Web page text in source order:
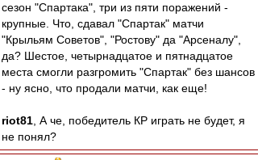
сезон "Спартака", три из пяти поражений -
крупные. Что, сдавал "Спартак" матчи
"Крыльям Советов", "Ростову" да "Арсеналу",
да? Шестое, четырнадцатое и пятнадцатое
места смогли разгромить "Спартак" без шансов
- ну ясно, что продали матчи, как еще!
riot81 , А че, победитель КР играть не будет, я
не понял?